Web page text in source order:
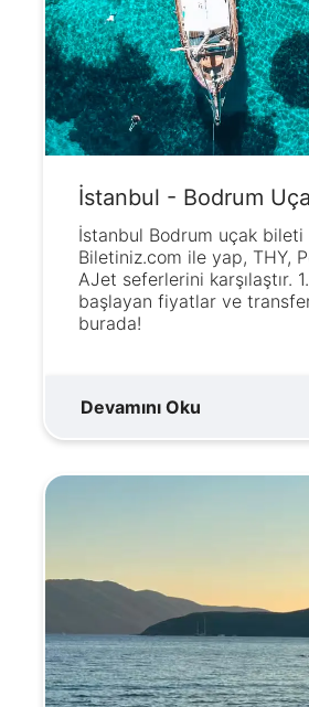
İstanbul - Bodrum
İstanbul Bodrum uçak bileti
Biletiniz.com ile yap, THY,
AJet seferlerini karşılaştır.
başlayan fiyatlar ve
burada!
Devamını Oku